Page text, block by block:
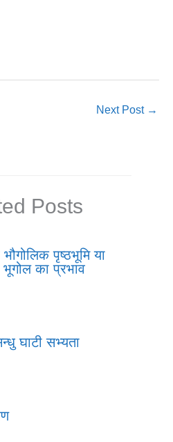
Next Post →
Posts
पृष्ठभूमि या
भूगोल का प्रभाव
घाटी सभ्यता